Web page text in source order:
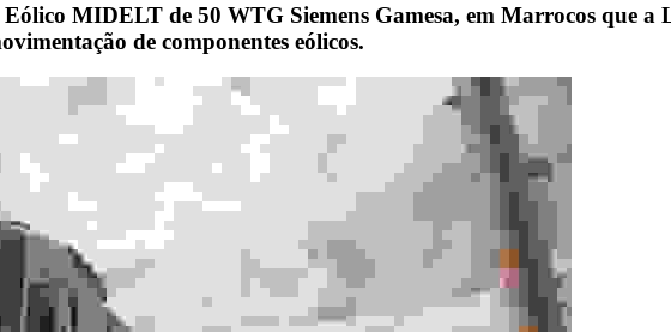
MIDELT de 50 WTG Siemens Gamesa, em Marrocos que
de componentes eólicos.